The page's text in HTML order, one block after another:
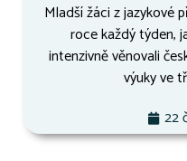
Mladší žáci z jazykové
roce každý týden,
intenzivně věnovali
výuky ve
22